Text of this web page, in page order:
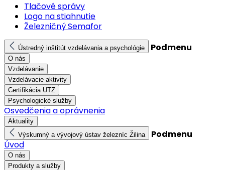
Tlačové správy
Logo na stiahnutie
Železničný Semafor
Ústredný inštitút vzdelávania a psychológie Podmenu
O nás
Vzdelávanie
Vzdelávacie aktivity
Certifikácia UTZ
Psychologické služby
Osvedčenia a oprávnenia
Aktuality
Výskumný a vývojový ústav železníc Žilina
Podmenu
Úvod
O nás
Produkty a služby